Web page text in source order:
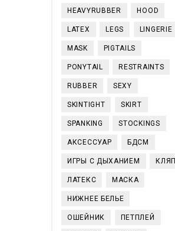
HEAVYRUBBER HOOD
LATEX LEGS LINGERIE
MASK PIGTAILS
PONYTAIL RESTRAINTS
RUBBER SEXY
SKINTIGHT SKIRT
SPANKING STOCKINGS
АКСЕССУАР БДСМ
ИГРЫ С ДЫХАНИЕМ КЛЯП
ЛАТЕКС МАСКА
НИЖНЕЕ БЕЛЬЕ
ОШЕЙНИК ПЕТПЛЕЙ